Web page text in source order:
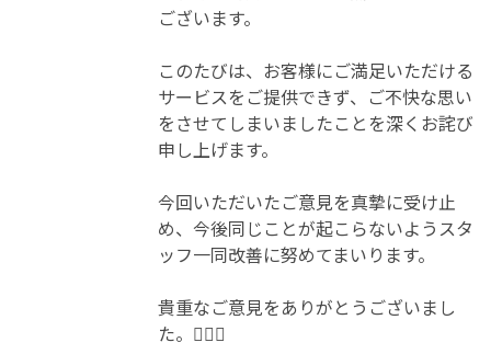
ございます。
このたびは、お客様にご満足いただける
サービスをご提供できず、ご不快な思い
をさせてしまいましたことを深くお詫び
申し上げます。
今回いただいたご意見を真摯に受け止
め、今後同じことが起こらないようスタ
ッフ一同改善に努めてまいります。
貴重なご意見をありがとうございまし
た。🙇🏼‍♀️